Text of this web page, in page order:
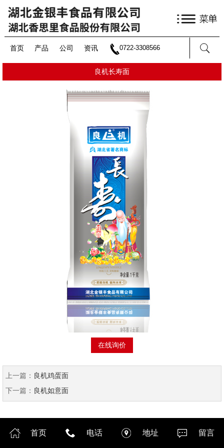
首页 产品 公司 资讯 0722-3308566
良机长寿面
在线询价
上一篇： 良机鸡蛋面
下一篇： 良机如意面
首页 电话 地址 留言